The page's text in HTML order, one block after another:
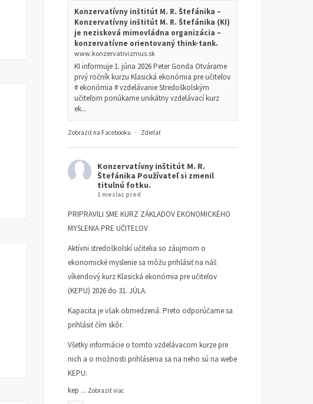
Konzervatívny inštitút M. R. Štefánika –
Konzervatívny inštitút M. R. Štefánika (KI)
je nezisková mimovládna organizácia –
konzervatívne orientovaný think-tank.
www.konzervativizmus.sk
KI informuje 1. júna 2026 Peter Gonda Otvárame
prvý ročník kurzu Klasická ekonómia pre učiteľov
# ekonómia # vzdelávanie Stredoškolským
učiteľom ponúkame unikátny vzdelávací kurz
ek...
Zobraziť na Facebooku · Zdieľať
Konzervatívny inštitút M. R.
Štefánika Používateľ si zmenil
titulnú fotku.
1 mesiac pred
PRIPRAVILI SME KURZ ZÁKLADOV EKONOMICKÉHO
MYSLENIA PRE UČITEĽOV
Aktívni stredoškolskí učitelia so záujmom o
ekonomické myslenie sa môžu prihlásiť na náš
víkendový kurz Klasická ekonómia pre učiteľov
(KEPU) 2026 do 31. JÚLA.
Kapacita je však obmedzená. Preto odporúčame sa
prihlásiť čím skôr.
Všetky informácie o tomto vzdelávacom kurze pre
nich a o možnosti prihlásenia sa na neho sú na webe
KEPU:
kep ... Zobraziť viac